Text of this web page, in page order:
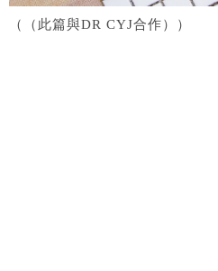
（（此篇與DR CYJ合作））